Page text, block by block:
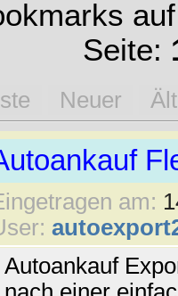
Seite:
Neuer
am:
Autoankauf